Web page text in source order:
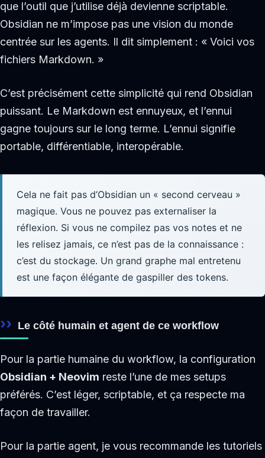
que l’outil que j’utilise déjà devienne scriptable.
Obsidian ne m’impose pas une vision du monde
centrée sur les agents. Il dit simplement : « Voici vos
fichiers Markdown. »
C’est précisément cette simplicité qui rend Obsidian
puissant. Le Markdown est ennuyeux, et l’ennui
gagne toujours sur le long terme. L’ennui signifie
portable, différentiable, interopérable.
Cela ne fait pas d’Obsidian un « second cerveau »
magique. Vous ne pouvez pas externaliser la
réflexion. Si vous ne compilez pas vos notes et ne
les relisez jamais, ce n’est pas de la connaissance :
c’est du stockage. Un grand graphe mal entretenu
est une façon élégante de gaspiller des tokens.
Le côté humain et agent de ce workflow
Pour la partie humaine du workflow, la configuration
Obsidian + Neovim reste l’une de mes setups
préférés. C’est léger, scriptable, et ça respecte ma
façon de travailler.
Pour la partie agent, je vous recommande les tutoriels